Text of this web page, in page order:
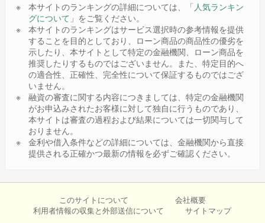
本サイトのランキングの詳細については、「人気ランキン
グについて 」をご覧ください。
本サイトのランキングはサービス選択時の参考情報を提供
することを目的としており、ローン商品の商品性の優劣を
示したり、本サイトとして特定の金融機関、ローン商品を
推奨したりするものではございません。また、特定目的へ
の適合性、正確性、完全性について保証するものではござ
いません。
融資の審査に関する内容につきましては、特定の金融機関
がお申込みされたお客様に対して独自に行うものであり、
本サイトは審査の過程および結果については一切関与して
おりません。
金利や借入条件などの詳細については、金融機関から直接
提供される正確かつ最新の情報を必ずご確認ください。
このサイトについて
会社概要
利用者情報の収集と外部送信について
サイトマップ